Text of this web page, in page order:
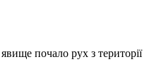
почало рух з території